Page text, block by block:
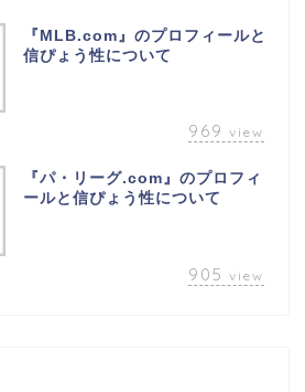
『MLB.com』のプロフィールと
信ぴょう性について
969 view
『パ・リーグ.com』のプロフィ
ールと信ぴょう性について
905 view